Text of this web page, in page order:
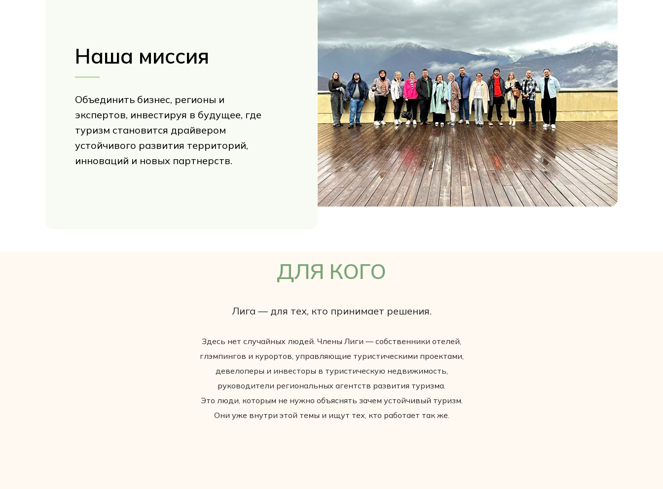
Наша миссия
Объединить бизнес, регионы и
экспертов, инвестируя в будущее, где
туризм становится драйвером
устойчивого развития территорий,
инноваций и новых партнерств.
ДЛЯ КОГО
Лига — для тех, кто принимает решения.
Здесь нет случайных людей. Члены Лиги — собственники отелей,
глэмпингов и курортов, управляющие туристическими проектами,
девелоперы и инвесторы в туристическую недвижимость,
руководители региональных агентств развития туризма.
Это люди, которым не нужно объяснять зачем устойчивый туризм.
Они уже внутри этой темы и ищут тех, кто работает так же.